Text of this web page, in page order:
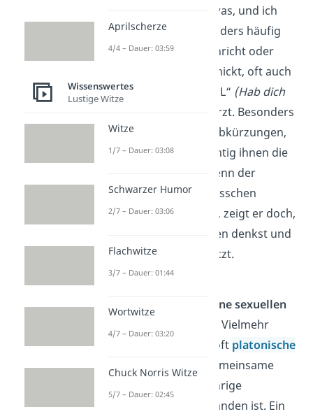
„Du bedeutest mir etwas, und ich
mag dich sehr.“ Besonders häufig
wird der Satz per Nachricht oder
verschickt, oft auch
als „HDL“ oder „HDGDL“ (Hab dich
abgekürzt. Besonders
Teenager
nutzen die Abkürzungen,
um zu zeigen, wie wichtig ihnen die
anderen sind. Auch wenn der
Ausdruckonlineein bisschen
weniger intensiv wirkt, zeigt er doch,
dass du an den anderen denkst und
die Freundschaft schätzt.
Liebeserklärungen
keine sexuellen
verbunden. Vielmehr
betonen sie die tiefe, oft platonische
Bindung,
die durch gemeinsame
Erlebnisse und langjährige
Freundschaften entstanden ist. Ein
Aprilscherze
4/4 – Dauer: 03:59
Wissenswertes
Lustige Witze
Witze
1/7 – Dauer: 03:08
Schwarzer Humor
2/7 – Dauer: 03:06
Flachwitze
3/7 – Dauer: 01:44
Wortwitze
4/7 – Dauer: 03:20
Chuck Norris Witze
5/7 – Dauer: 02:45